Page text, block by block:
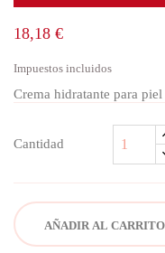
18,18 €
Impuestos incluidos
Crema hidratante para
Cantidad
AÑADIR AL CARRITO